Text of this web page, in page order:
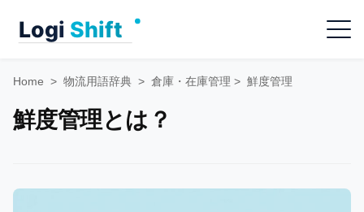
Menu
Home > 物流用語辞典 > 倉庫・在庫管理 > 鮮度管理
鮮度管理とは？